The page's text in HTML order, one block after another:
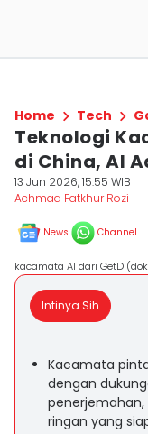
Home Tech
Teknologi
di China, AI
13 Jun 2026, 15:55 WIB
Achmad Fatkhur Rozi
News Channel
kacamata AI dari GetD
Intinya Sih
Kacamata
dengan
penerjemahan,
ringan yang